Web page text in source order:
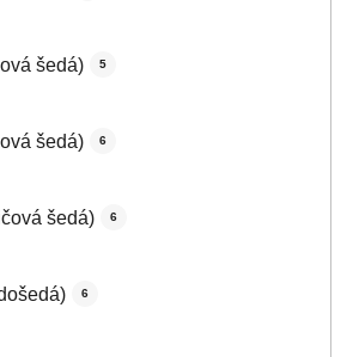
šedá) 5
šedá) 6
šedá) 6
6